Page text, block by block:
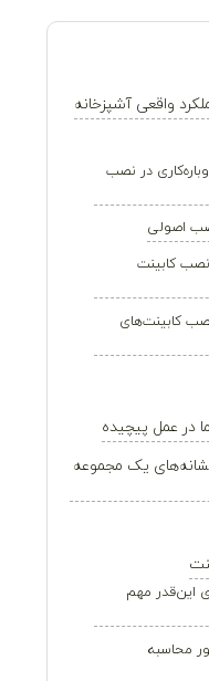
واقعی آشپزخانه
در نصب
کابینت
کابینت‌های
یک مجموعه
این‌قدر مهم
محاسبه